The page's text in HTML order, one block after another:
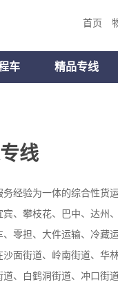
首页
车 精品专线
线
经验为一体的综合性货运
、攀枝花、巴中、达州
零担、大件运输、冷藏
面街道、岭南街道、华
、白鹤洞街道、冲口街